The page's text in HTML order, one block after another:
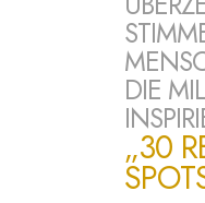
DIE
„30